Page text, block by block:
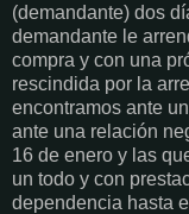
(demandante) dos
demandante le
compra y con una
rescindida por la
encontramos ante
ante una relación
16 de enero y las
un todo y con
dependencia hasta